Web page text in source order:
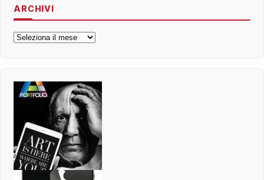
ARCHIVI
Archivi